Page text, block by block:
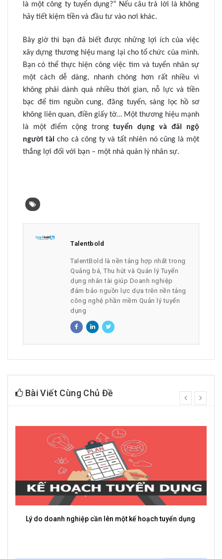
là một công ty tuyển dụng?” Nếu câu trả lời là không
hãy tiết kiệm tiền và đầu tư vào nơi khác.
Bây giờ thì bạn đã biết được những lợi ích của việc
xây dựng thương hiệu mang lại cho tổ chức của mình.
Bạn có thể thực hiện công việc tìm và tuyển nhân sự
một cách dễ dàng, nhanh chóng hơn rất nhiều vì
không phải dành quá nhiều thời gian, nỗ lực và tiền
bạc để tìm nguồn cung, đăng tuyển, sàng lọc hồ sơ
không liên quan, điền giấy tờ… Một thương hiệu mạnh
là một điểm cộng trongtuyển dụng và đãi ngộ
người tàicho cả công ty và tất nhiên nó cũng là một
thắng lợi đối với bạn – một nhà quản lý nhân sự.
Talentbold
TalentBold là nền tảng hợp nhất trong
Quảng bá, Thu hút và Quản lý Tuyển
dụng nhân tài giúp Doanh nghiệp
đảm bảo nguồn lực dựa trên nền tảng
công nghệ phần mềm Quản lý tuyển
dụng
Bài Viết Cùng Chủ Đề
Lý do doanh nghiệp cần lên một kế hoạch tuyển dụng
prev